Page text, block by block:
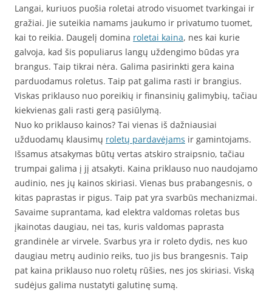
Langai, kuriuos puošia roletai atrodo visuomet tvarkingai ir
gražiai. Jie suteikia namams jaukumo ir privatumo tuomet,
kai to reikia. Daugelį domina roletai kaina, nes kai kurie
galvoja, kad šis populiarus langų uždengimo būdas yra
brangus. Taip tikrai nėra. Galima pasirinkti gera kaina
parduodamus roletus. Taip pat galima rasti ir brangius.
Viskas priklauso nuo poreikių ir finansinių galimybių, tačiau
kiekvienas gali rasti gerą pasiūlymą.
Nuo ko priklauso kainos? Tai vienas iš dažniausiai
užduodamų klausimų roletų pardavėjams ir gamintojams.
Išsamus atsakymas būtų vertas atskiro straipsnio, tačiau
trumpai galima į jį atsakyti. Kaina priklauso nuo naudojamo
audinio, nes jų kainos skiriasi. Vienas bus prabangesnis, o
kitas paprastas ir pigus. Taip pat yra svarbūs mechanizmai.
Savaime suprantama, kad elektra valdomas roletas bus
įkainotas daugiau, nei tas, kuris valdomas paprasta
grandinėle ar virvele. Svarbus yra ir roleto dydis, nes kuo
daugiau metrų audinio reiks, tuo jis bus brangesnis. Taip
pat kaina priklauso nuo roletų rūšies, nes jos skiriasi. Viską
sudėjus galima nustatyti galutinę sumą.